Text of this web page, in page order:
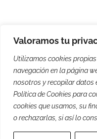
Valoramos tu
Utilizamos cookies
navegación en la página
nosotros y recopilar datos
Política de Cookies para
cookies que usamos, su
o rechazarlas, si así lo